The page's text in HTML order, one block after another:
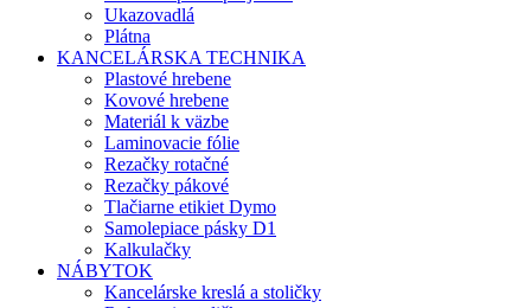
Ukazovadlá
Plátna
KANCELÁRSKA TECHNIKA
Plastové hrebene
Kovové hrebene
Materiál k väzbe
Laminovacie fólie
Rezačky rotačné
Rezačky pákové
Tlačiarne etikiet Dymo
Samolepiace pásky D1
Kalkulačky
NÁBYTOK
Kancelárske kreslá a stoličky